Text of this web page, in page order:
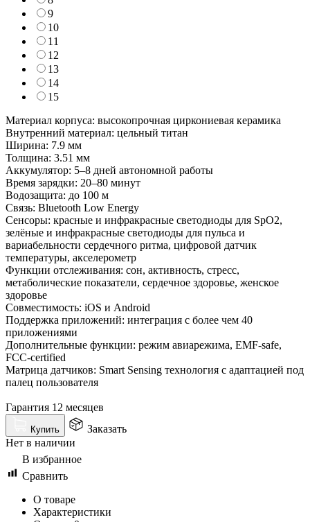
9
10
11
12
13
14
15
Материал корпуса: высокопрочная циркониевая керамика
Внутренний материал: цельный титан
Ширина: 7.9 мм
Толщина: 3.51 мм
Аккумулятор: 5–8 дней автономной работы
Время зарядки: 20–80 минут
Водозащита: до 100 м
Связь: Bluetooth Low Energy
Сенсоры: красные и инфракрасные светодиоды для SpO2,
зелёные и инфракрасные светодиоды для пульса и
вариабельности сердечного ритма, цифровой датчик
температуры, акселерометр
Функции отслеживания: сон, активность, стресс,
метаболические показатели, сердечное здоровье, женское
здоровье
Совместимость: iOS и Android
Поддержка приложений: интеграция с более чем 40
приложениями
Дополнительные функции: режим авиарежима, EMF-safe,
FCC-certified
Матрица датчиков: Smart Sensing технология с адаптацией под
палец пользователя
Гарантия 12 месяцев
Купить
Заказать
Нет в наличии
В избранное
Сравнить
О товаре
Характеристики